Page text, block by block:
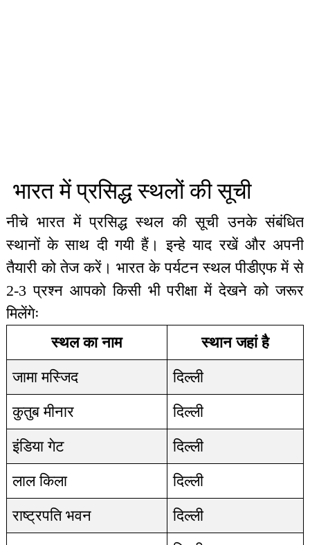
भारत में प्रसिद्ध स्थलों की सूची
नीचे भारत में प्रसिद्ध स्थल की सूची उनके संबंधित
स्थानों के साथ दी गयी हैं। इन्हे याद रखें और अपनी
तैयारी को तेज करें। भारत के पर्यटन स्थल पीडीएफ में से
2-3 प्रश्न आपको किसी भी परीक्षा में देखने को जरूर
मिलेंगेः
स्थल का नाम
स्थान जहां है
जामा मस्जिद
दिल्ली
कुतुब मीनार
दिल्ली
इंडिया गेट
दिल्ली
लाल किला
दिल्ली
राष्ट्रपति भवन
दिल्ली